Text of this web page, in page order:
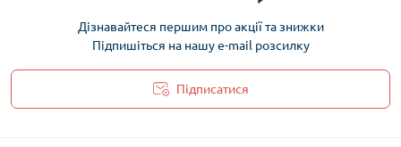
Дізнавайтеся першим про акції та знижки
Підпишіться на нашу e-mail розсилку
Підписатися